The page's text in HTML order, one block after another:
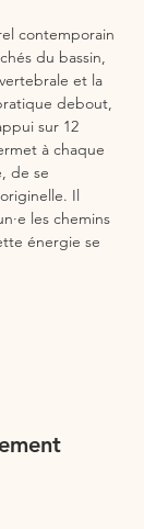
contemporain
du bassin,
et la
debout,
sur 12
à chaque
de se
Il
les chemins
énergie se